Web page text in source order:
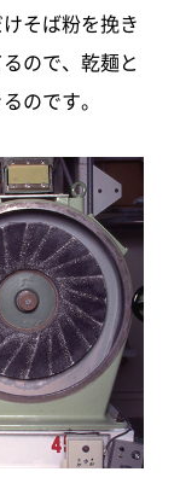
そば粉を挽き
ので、乾麺と
のです。